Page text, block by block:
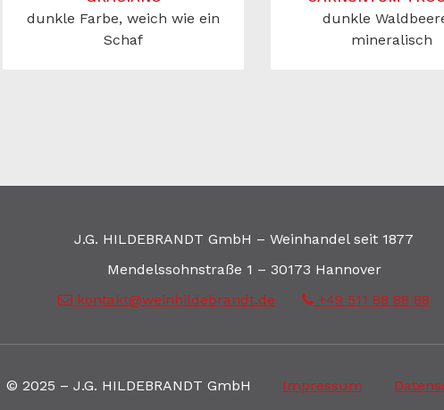
dunkle Farbe, weich wie ein
Schaf
dunkle
mineralisch
J.G. HILDEBRANDT GmbH – Weinhandel seit 1877
Mendelssohnstraße 1 – 30173 Hannover
kontakt@weinhildebrandt.de
+49 511 88 88 88
© 2025 – J.G. HILDEBRANDT GmbH Impressum